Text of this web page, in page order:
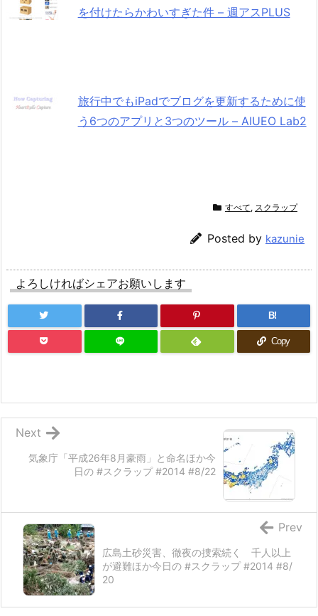
を付けたらかわいすぎた件 – 週アスPLUS
旅行中でもiPadでブログを更新するために使
う6つのアプリと3つのツール – AIUEO Lab2
すべて, スクラップ
Posted by kazunie
よろしければシェアお願いします
B!
Copy
気象庁「平成26年8月豪雨」と命名ほか今
日の #スクラップ #2014 #8/22
Next
広島土砂災害、徹夜の捜索続く 千人以上
が避難ほか今日の #スクラップ #2014 #8/
20
Prev